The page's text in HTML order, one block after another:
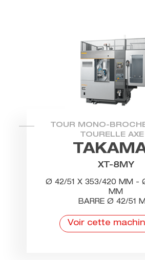
TOUR MONO-
TOURELLE AXE
XT-8MY
Ø 42/51 X 353/420 MM -
MM
BARRE Ø 42/51
Voir cette